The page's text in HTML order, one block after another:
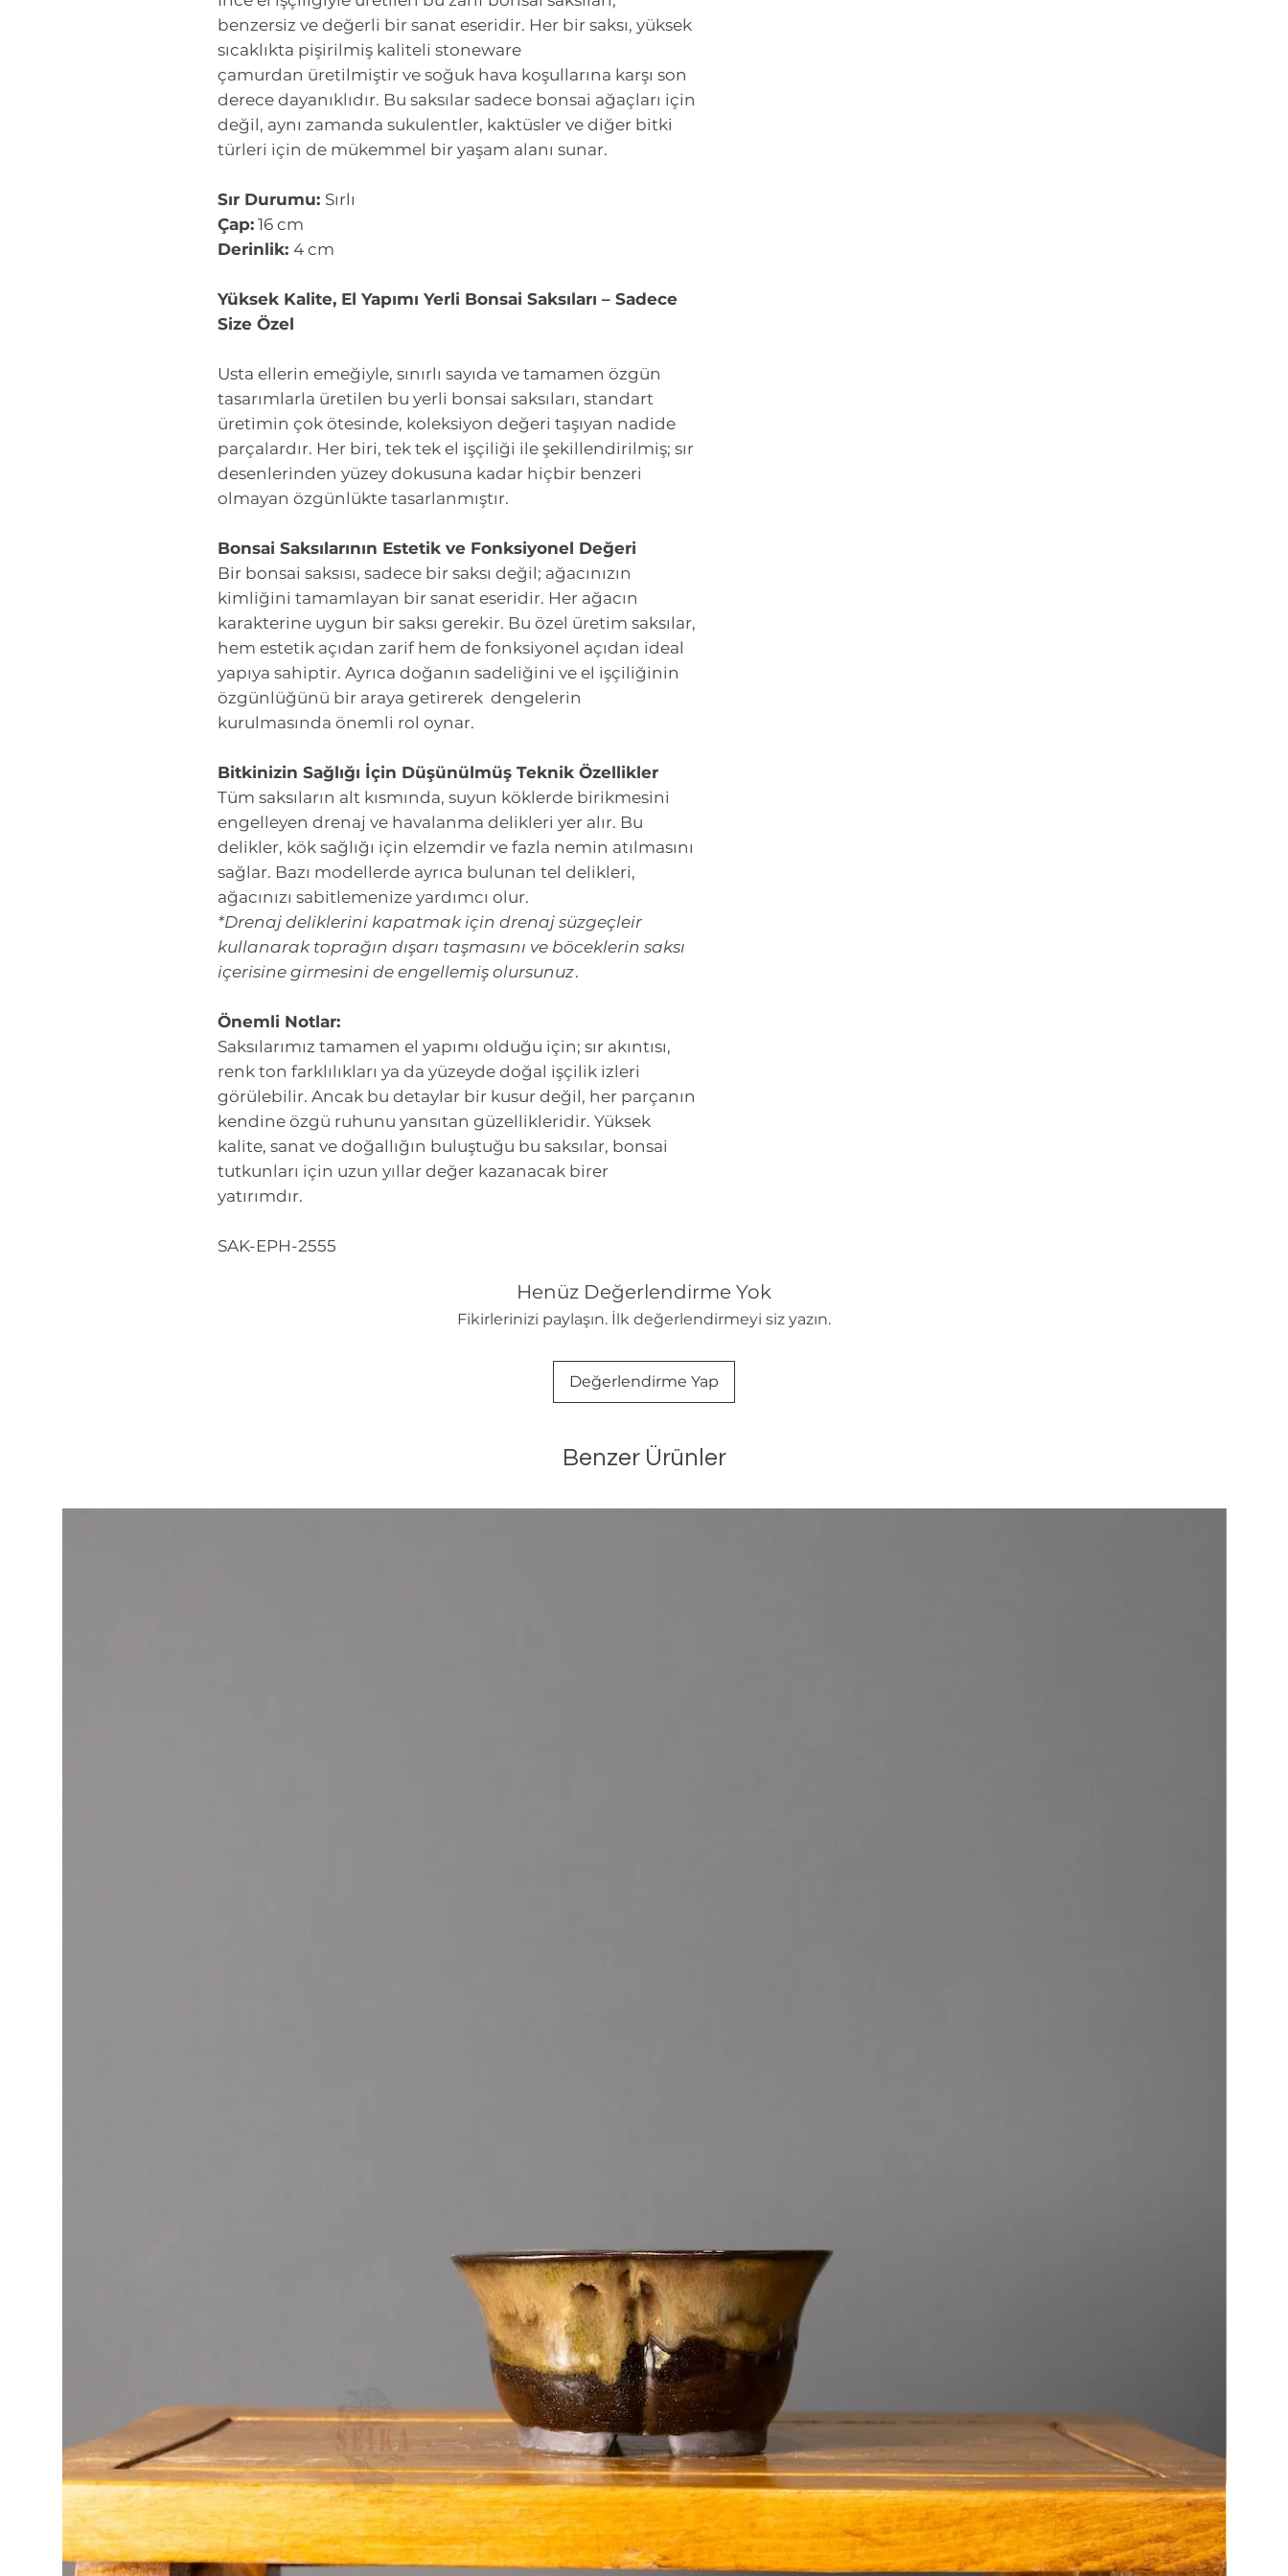
benzersiz ve değerli bir sanat eseridir. Her bir saksı, yüksek
sıcaklıkta pişirilmiş kaliteli stoneware
çamurdan üretilmiştir ve soğuk hava koşullarına karşı son
derece dayanıklıdır. Bu saksılar sadece bonsai ağaçları için
değil, aynı zamanda sukulentler, kaktüsler ve diğer bitki
türleri için de mükemmel bir yaşam alanı sunar.
Sır Durumu: Sırlı
Çap: 16 cm
Derinlik: 4 cm
Yüksek Kalite, El Yapımı Yerli Bonsai Saksıları – Sadece
Size Özel
Usta ellerin emeğiyle, sınırlı sayıda ve tamamen özgün
tasarımlarla üretilen bu yerli bonsai saksıları, standart
üretimin çok ötesinde, koleksiyon değeri taşıyan nadide
parçalardır. Her biri, tek tek el işçiliği ile şekillendirilmiş; sır
desenlerinden yüzey dokusuna kadar hiçbir benzeri
olmayan özgünlükte tasarlanmıştır.
Bonsai Saksılarının Estetik ve Fonksiyonel Değeri
Bir bonsai saksısı, sadece bir saksı değil; ağacınızın
kimliğini tamamlayan bir sanat eseridir. Her ağacın
karakterine uygun bir saksı gerekir. Bu özel üretim saksılar,
hem estetik açıdan zarif hem de fonksiyonel açıdan ideal
yapıya sahiptir. Ayrıca doğanın sadeliğini ve el işçiliğinin
özgünlüğünü bir araya getirerek dengelerin
kurulmasında önemli rol oynar.
Bitkinizin Sağlığı İçin Düşünülmüş Teknik Özellikler
Tüm saksıların alt kısmında, suyun köklerde birikmesini
engelleyen drenaj ve havalanma delikleri yer alır. Bu
delikler, kök sağlığı için elzemdir ve fazla nemin atılmasını
sağlar. Bazı modellerde ayrıca bulunan tel delikleri,
ağacınızı sabitlemenize yardımcı olur.
*Drenaj deliklerini kapatmak için drenaj süzgeçleir
kullanarak toprağın dışarı taşmasını ve böceklerin saksı
içerisine girmesini de engellemiş olursunuz.
Önemli Notlar:
Saksılarımız tamamen el yapımı olduğu için; sır akıntısı,
renk ton farklılıkları ya da yüzeyde doğal işçilik izleri
görülebilir. Ancak bu detaylar bir kusur değil, her parçanın
kendine özgü ruhunu yansıtan güzellikleridir. Yüksek
kalite, sanat ve doğallığın buluştuğu bu saksılar, bonsai
tutkunları için uzun yıllar değer kazanacak birer
yatırımdır.
SAK-EPH-2555
Henüz Değerlendirme Yok
Fikirlerinizi paylaşın. İlk değerlendirmeyi siz yazın.
Değerlendirme Yap
Benzer Ürünler